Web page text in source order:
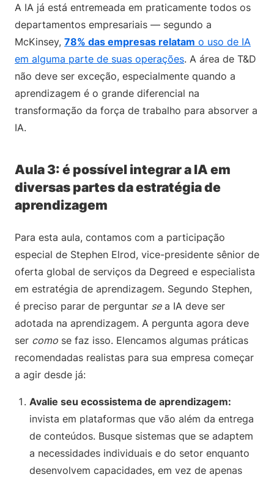
A IA já está entremeada em praticamente todos os
departamentos empresariais — segundo a
McKinsey, 78% das empresas relatam o uso de IA
em alguma parte de suas operações. A área de T&D
não deve ser exceção, especialmente quando a
aprendizagem é o grande diferencial na
transformação da força de trabalho para absorver a
IA.
Aula 3: é possível integrar a IA em
diversas partes da estratégia de
aprendizagem
Para esta aula, contamos com a participação
especial de Stephen Elrod, vice-presidente sênior de
oferta global de serviços da Degreed e especialista
em estratégia de aprendizagem. Segundo Stephen,
é preciso parar de perguntar sea IA deve ser
adotada na aprendizagem. A pergunta agora deve
ser como se faz isso. Elencamos algumas práticas
recomendadas realistas para sua empresa começar
a agir desde já:
Avalie seu ecossistema de aprendizagem:
invista em plataformas que vão além da entrega
de conteúdos. Busque sistemas que se adaptem
a necessidades individuais e do setor enquanto
desenvolvem capacidades, em vez de apenas